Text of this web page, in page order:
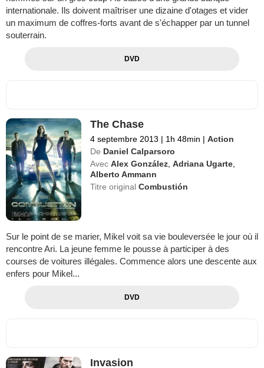
internationale. Ils doivent maîtriser une dizaine d'otages et vider
un maximum de coffres-forts avant de s'échapper par un tunnel
souterrain.
DVD
The Chase
4 septembre 2013 | 1h 48min | Action
De Daniel Calparsoro
Avec Alex González ,Adriana Ugarte
Alberto Ammann
Titre originalCombustión
Sur le point de se marier, Mikel voit sa vie bouleversée le jour où il
rencontre Ari. La jeune femme le pousse à participer à des
courses de voitures illégales. Commence alors une descente aux
enfers pour Mikel...
DVD
Invasion